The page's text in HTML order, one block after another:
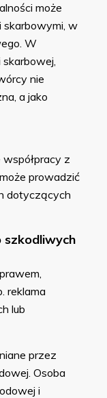
może
skarbowymi, w
W
nie
a jako
współpracy z
prowadzić
dotyczących
szkodliwych
reklama
lub
przez
Osoba
i